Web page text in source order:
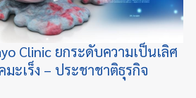
Clinic ยกระดับความเป็นเลิศ
ะเร็ง – ประชาชาติธุรกิจ